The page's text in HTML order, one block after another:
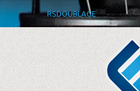
RSDOUBLAGE